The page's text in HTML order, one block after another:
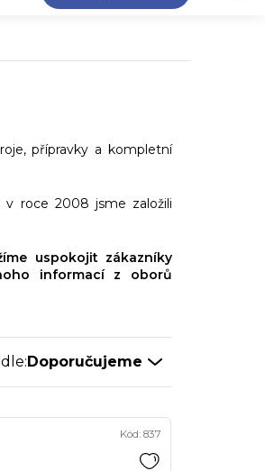
přípravky a kompletní
v roce 2008 jsme založili
uspokojit zákazníky
informací z oborů
Doporučujeme
Kód: 837